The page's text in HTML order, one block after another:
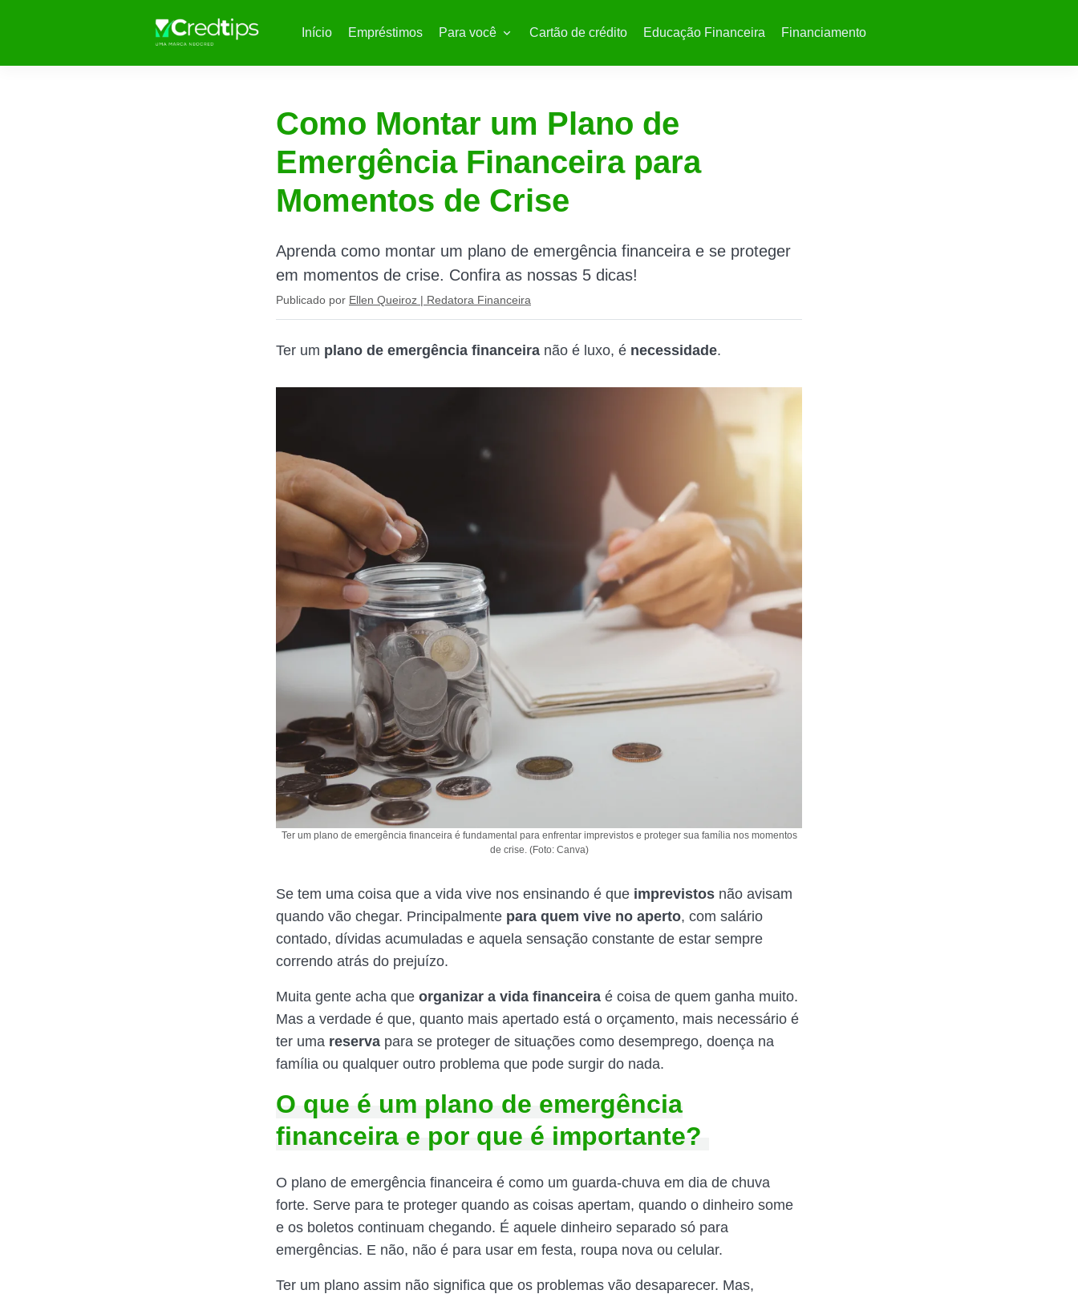
Início Empréstimos Para você Cartão de crédito Educação Financeira Financiamento
Como Montar um Plano de
Emergência Financeira para
Momentos de Crise
Aprenda como montar um plano de emergência financeira e se proteger
em momentos de crise. Confira as nossas 5 dicas!
Publicado por Ellen Queiroz | Redatora Financeira
Ter um plano de emergência financeira não é luxo, é necessidade.
Ter um plano de emergência financeira é fundamental para enfrentar imprevistos e proteger sua família nos momentos
de crise. (Foto: Canva)
Se tem uma coisa que a vida vive nos ensinando é que imprevistos não avisam
quando vão chegar. Principalmente para quem vive no aperto, com salário
contado, dívidas acumuladas e aquela sensação constante de estar sempre
correndo atrás do prejuízo.
Muita gente acha que organizar a vida financeira é coisa de quem ganha muito.
Mas a verdade é que, quanto mais apertado está o orçamento, mais necessário é
ter uma reserva para se proteger de situações como desemprego, doença na
família ou qualquer outro problema que pode surgir do nada.
O que é um plano de emergência
financeira e por que é importante?
O plano de emergência financeira é como um guarda-chuva em dia de chuva
forte. Serve para te proteger quando as coisas apertam, quando o dinheiro some
e os boletos continuam chegando. É aquele dinheiro separado só para
emergências. E não, não é para usar em festa, roupa nova ou celular.
Ter um plano assim não significa que os problemas vão desaparecer. Mas,